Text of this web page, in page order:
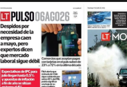
Opens in new window Opens in